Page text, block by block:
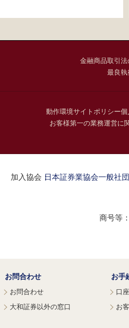
金融商品取引法
最良
動作環境サイトポリシー個
お客様第一の業務運営に
加入協会：日本証券業協会一般社
商号等：
お問合わせ
お問合わせ
大和証券以外の窓口
お手
口
お